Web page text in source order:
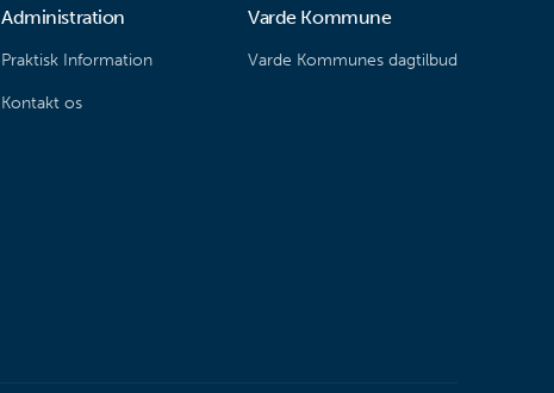
Administration
Praktisk Information
Kontakt os
Varde Kommune
Varde Kommunes dagtilbud